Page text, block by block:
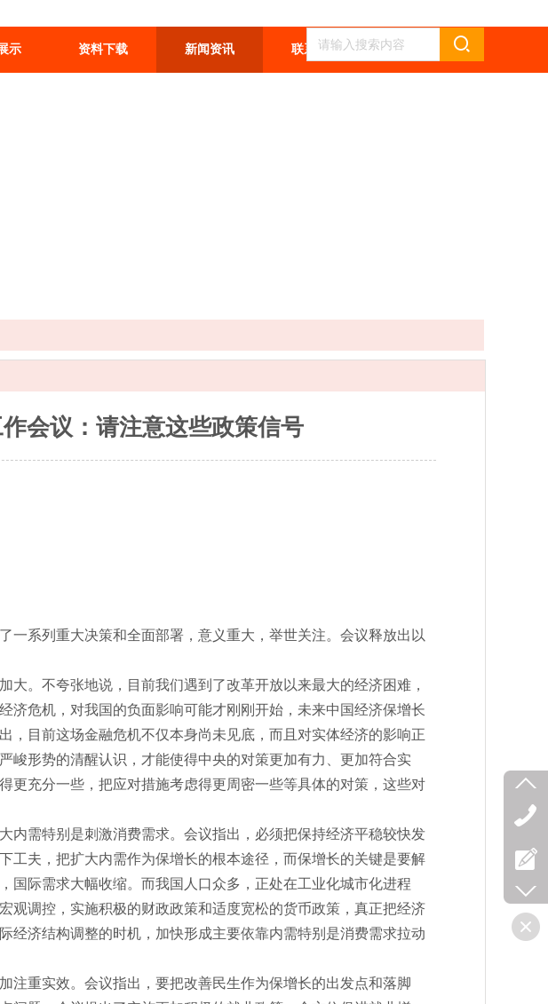
示 资料下载 新闻资讯 联系我们
会议：请注意这些政策信号
一系列重大决策和全面部署，意义重大，举世关注。会议释放出以
。不夸张地说，目前我们遇到了改革开放以来最大的经济困难，
济危机，对我国的负面影响可能才刚刚开始，未来中国经济保增长
，目前这场金融危机不仅本身尚未见底，而且对实体经济的影响正
峻形势的清醒认识，才能使得中央的对策更加有力、更加符合实
更充分一些，把应对措施考虑得更周密一些等具体的对策，这些对
内需特别是刺激消费需求。会议指出，必须把保持经济平稳较快发
工夫，把扩大内需作为保增长的根本途径，而保增长的关键是要解
国际需求大幅收缩。而我国人口众多，正处在工业化城市化进程
观调控，实施积极的财政政策和适度宽松的货币政策，真正把经济
经济结构调整的时机，加快形成主要依靠内需特别是消费需求拉动
注重实效。会议指出，要把改善民生作为保增长的出发点和落脚